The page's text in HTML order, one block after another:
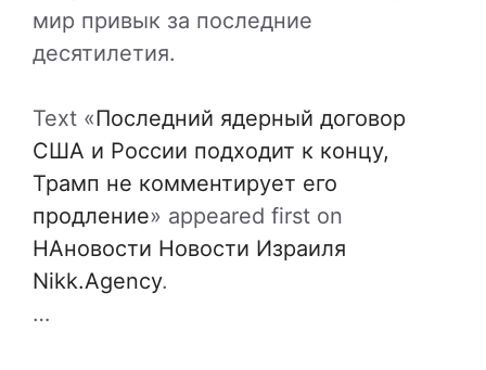
мир привык за последние
десятилетия.
Text «Последний ядерный договор
США и России подходит к концу,
Трамп не комментирует его
продление» appeared first on
НАновости Новости Израиля
Nikk.Agency.
…